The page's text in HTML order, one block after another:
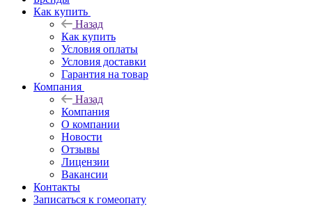
Как купить
Назад
Как купить
Условия оплаты
Условия доставки
Гарантия на товар
Компания
Назад
Компания
О компании
Новости
Отзывы
Лицензии
Вакансии
Контакты
Записаться к гомеопату